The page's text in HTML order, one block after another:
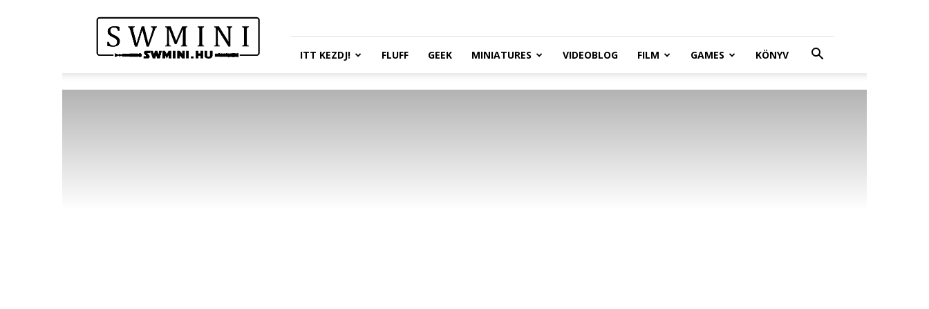
Wars
Miniatures
Portál
ITT KEZDJ! FLUFF GEEK MINIATURES VIDEOBLOG FILM GAMES KÖNYV